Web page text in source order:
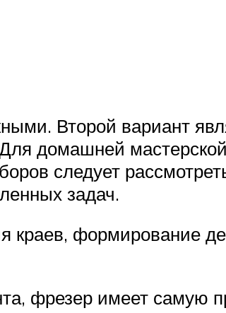
Второй вариант
домашней
следует
задач.
краев, формирование
фрезер имеет самую